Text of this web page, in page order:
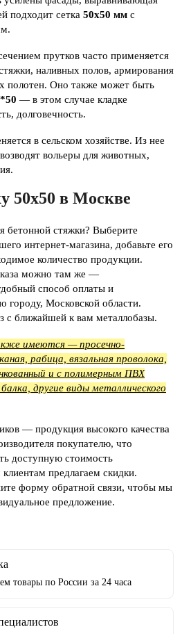
подходит сетка 50х50 мм с
прутков часто применяется
наливных полов, армирования
полотен. Оно также может быть
— в этом случае кладке
долговечность.
в сельском хозяйстве. Из нее
вольеры для животных,
50х50 в Москве
бетонной стяжки? Выберите
интернет-магазина, добавьте его
количество продукции.
можно там же —
способ оплаты и
городу, Московской области.
ближайшей к вам металлобазы.
имеются — просечно-
рабица, вязальная проволока,
и с полимерным ПВХ
другие виды металлического
— продукция высокого качества
покупателю, что
доступную стоимость
предлагаем скидки.
форму обратной связи, чтобы мы
предложение.
товары по России за 24 часа